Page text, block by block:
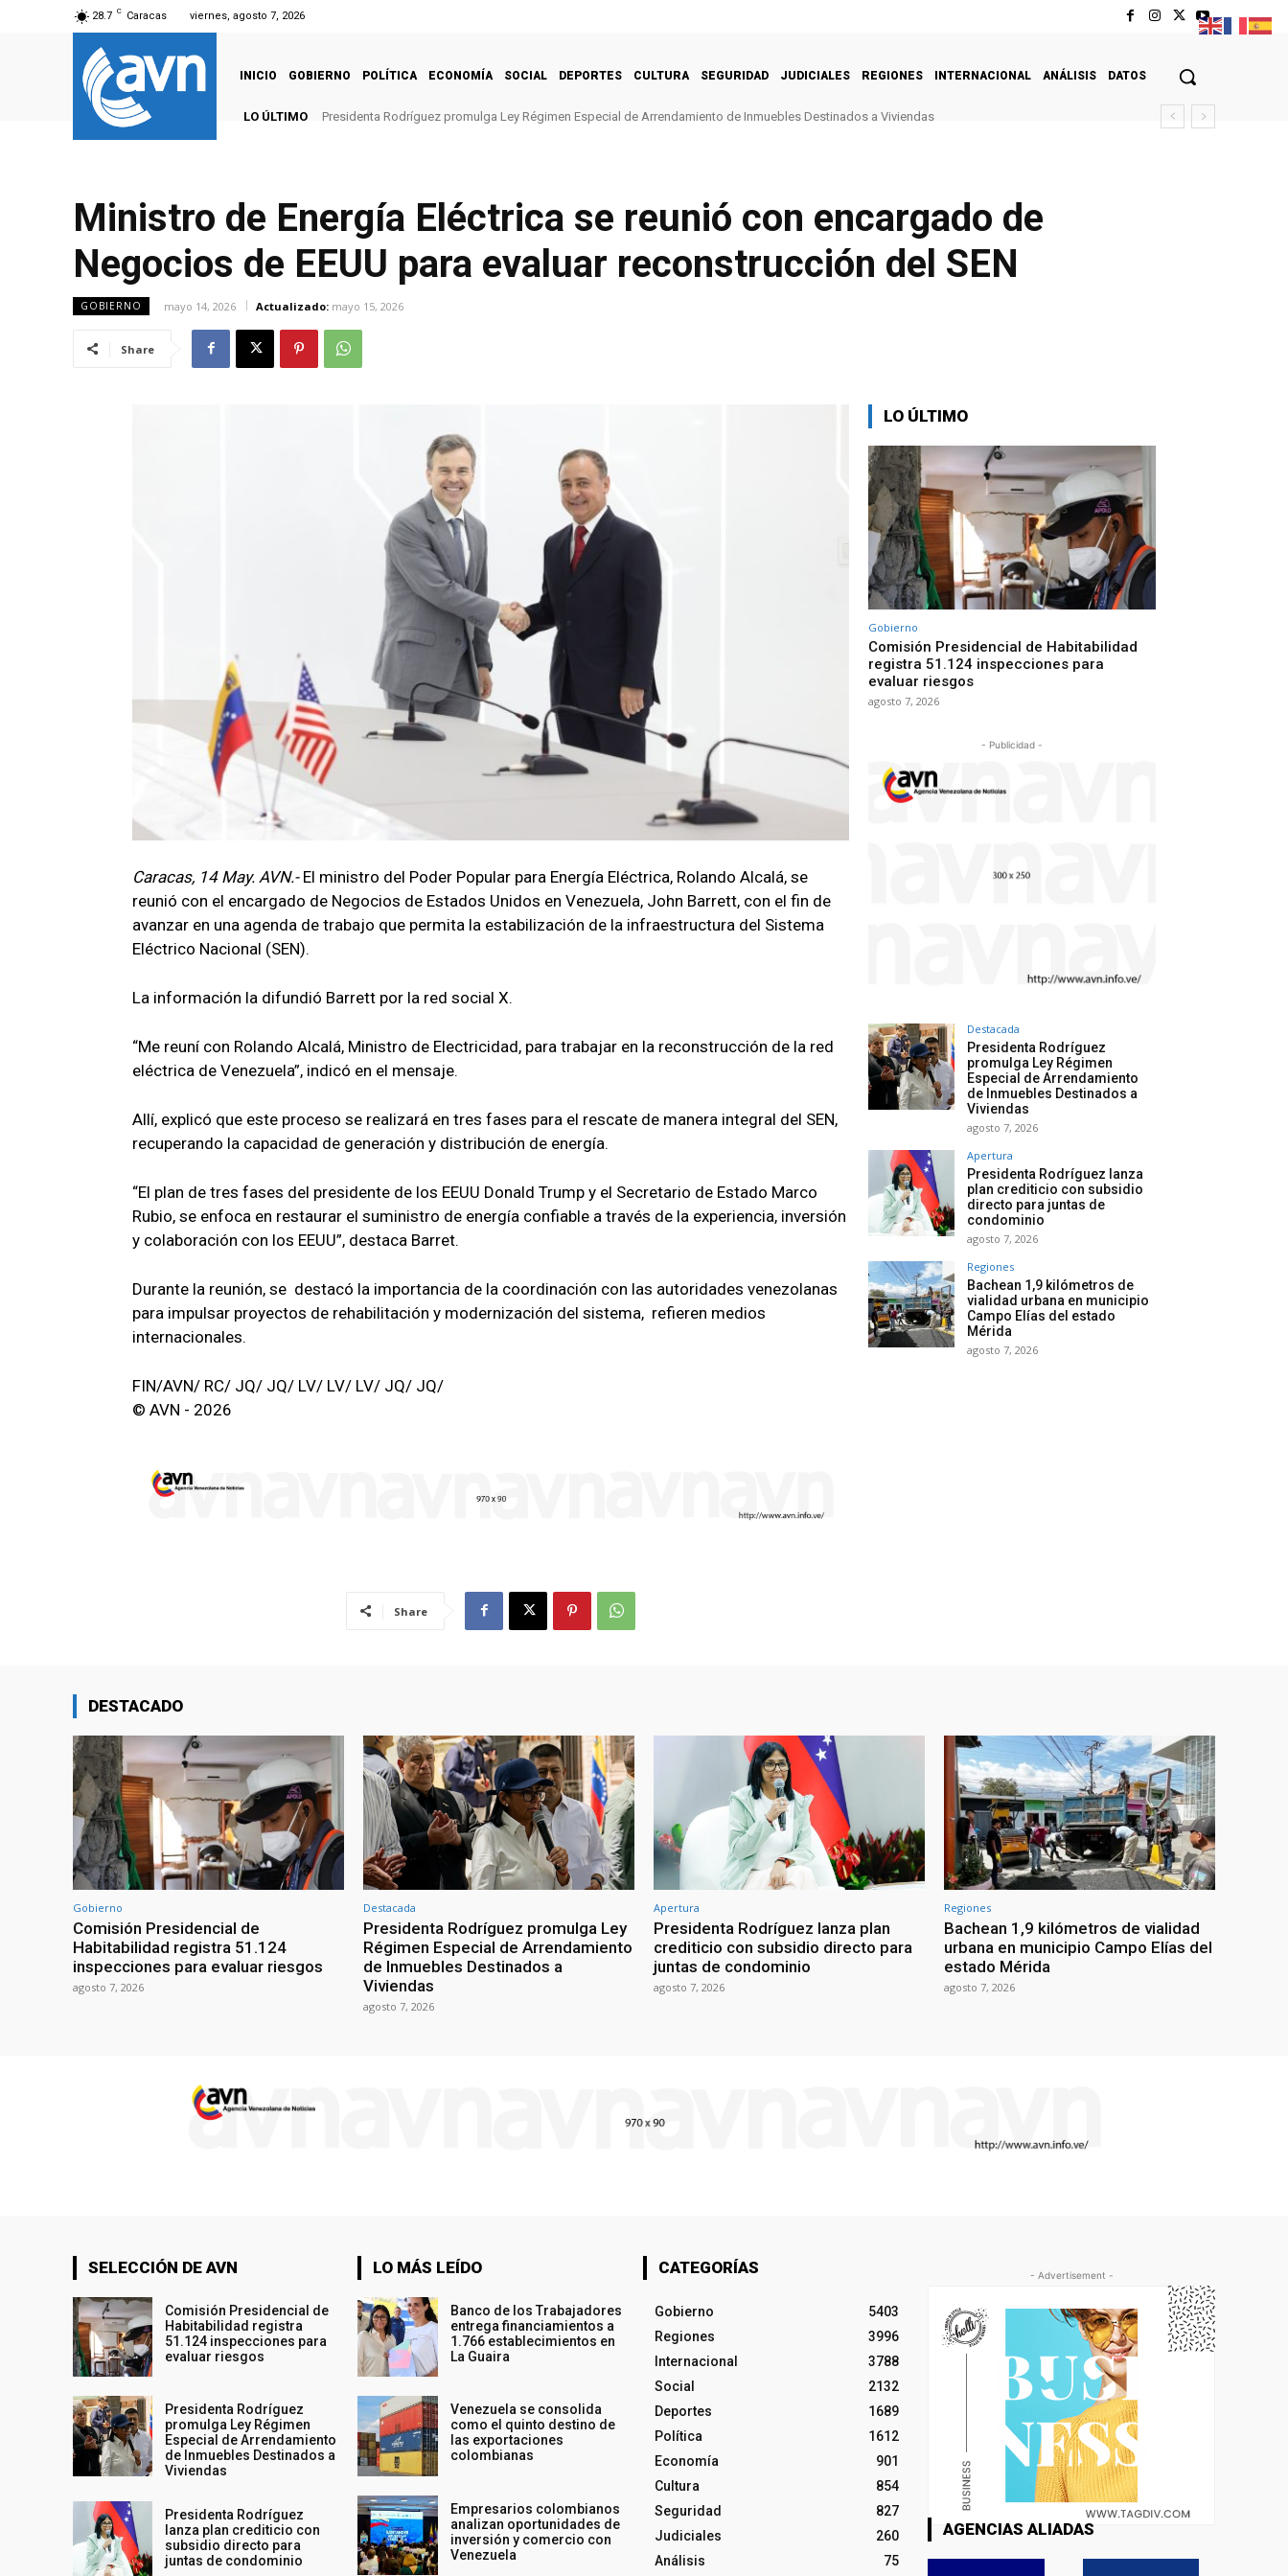
28.7 C Caracas viernes, agosto 7, 2026
INICIO GOBIERNO POLÍTICA ECONOMÍA SOCIAL DEPORTES CULTURA SEGURIDAD JUDICIALES REGIONES INTERNACIONAL ANÁLISIS DATOS
LO ÚLTIMO Presidenta Rodríguez promulga Ley Régimen Especial de Arrendamiento de Inmuebles Destinados a Viviendas
Ministro de Energía Eléctrica se reunió con encargado de
Negocios de EEUU para evaluar reconstrucción del SEN
GOBIERNO mayo 14, 2026 Actualizado: mayo 15, 2026
Share
Caracas, 14 May. AVN.- El ministro del Poder Popular para Energía Eléctrica, Rolando Alcalá, se
reunió con el encargado de Negocios de Estados Unidos en Venezuela, John Barrett, con el fin de
avanzar en una agenda de trabajo que permita la estabilización de la infraestructura del Sistema
Eléctrico Nacional (SEN).
La información la difundió Barrett por la red social X.
“Me reuní con Rolando Alcalá, Ministro de Electricidad, para trabajar en la reconstrucción de la red
eléctrica de Venezuela”, indicó en el mensaje.
Allí, explicó que este proceso se realizará en tres fases para el rescate de manera integral del SEN,
recuperando la capacidad de generación y distribución de energía.
“El plan de tres fases del presidente de los EEUU Donald Trump y el Secretario de Estado Marco
Rubio, se enfoca en restaurar el suministro de energía confiable a través de la experiencia, inversión
y colaboración con los EEUU”, destaca Barret.
Durante la reunión, se destacó la importancia de la coordinación con las autoridades venezolanas
para impulsar proyectos de rehabilitación y modernización del sistema, refieren medios
internacionales.
FIN/AVN/ RC/ JQ/ JQ/ LV/ LV/ LV/ JQ/ JQ/
© AVN - 2026
Share
LO ÚLTIMO
Gobierno
Comisión Presidencial de Habitabilidad
registra 51.124 inspecciones para
evaluar riesgos
agosto 7, 2026
- Publicidad -
Destacada
Presidenta Rodríguez
promulga Ley Régimen
Especial de Arrendamiento
de Inmuebles Destinados a
Viviendas
agosto 7, 2026
Apertura
Presidenta Rodríguez lanza
plan crediticio con subsidio
directo para juntas de
condominio
agosto 7, 2026
Regiones
Bachean 1,9 kilómetros de
vialidad urbana en municipio
Campo Elías del estado
Mérida
agosto 7, 2026
DESTACADO
Gobierno
Comisión Presidencial de
Habitabilidad registra 51.124
inspecciones para evaluar riesgos
agosto 7, 2026
Destacada
Presidenta Rodríguez promulga Ley
Régimen Especial de Arrendamiento
de Inmuebles Destinados a
Viviendas
agosto 7, 2026
Apertura
Presidenta Rodríguez lanza plan
crediticio con subsidio directo para
juntas de condominio
agosto 7, 2026
Regiones
Bachean 1,9 kilómetros de vialidad
urbana en municipio Campo Elías del
estado Mérida
agosto 7, 2026
SELECCIÓN DE AVN
Comisión Presidencial de
Habitabilidad registra
51.124 inspecciones para
evaluar riesgos
Presidenta Rodríguez
promulga Ley Régimen
Especial de Arrendamiento
de Inmuebles Destinados a
Viviendas
Presidenta Rodríguez
lanza plan crediticio con
subsidio directo para
juntas de condominio
LO MÁS LEÍDO
Banco de los Trabajadores
entrega financiamientos a
1.766 establecimientos en
La Guaira
Venezuela se consolida
como el quinto destino de
las exportaciones
colombianas
Empresarios colombianos
analizan oportunidades de
inversión y comercio con
Venezuela
CATEGORÍAS
Gobierno
5403
Regiones
3996
Internacional
3788
Social
2132
Deportes
1689
Política
1612
Economía
901
Cultura
854
Seguridad
827
Judiciales
260
Análisis
75
- Advertisement -
AGENCIAS ALIADAS